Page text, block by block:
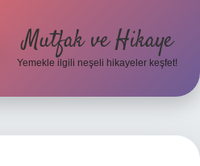
Mutfak ve Hikaye
Yemekle ilgili neşeli hikayeler keşfet!